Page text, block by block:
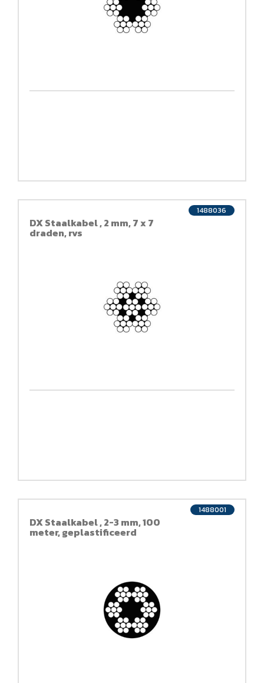
DX Staalkabel , 2 mm, 7 x 7
draden, rvs
1488036
DX Staalkabel , 2-3 mm, 100
meter, geplastificeerd
1488001